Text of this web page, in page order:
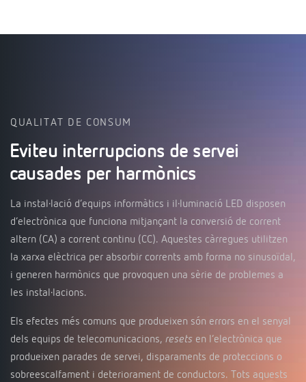
QUALITAT DE CONSUM
Eviteu interrupcions de servei
causades per harmònics
La instal·lació d’equips informàtics i il·luminació LED disposen
d’electrònica que funciona mitjançant la conversió de corrent
altern (CA) a corrent continu (CC). Aquestes càrregues utilitzen
la xarxa elèctrica per absorbir corrents amb forma no sinusoïdal,
i generen harmònics que provoquen una sèrie de problemes a
les instal·lacions.
Els efectes més comuns que produeixen són errors en el senyal
dels equips de telecomunicacions, resets en l’electrònica que
produeixen parades de servei, disparaments de proteccions o
sobreescalfament i deteriorament de conductors. Tots aquests